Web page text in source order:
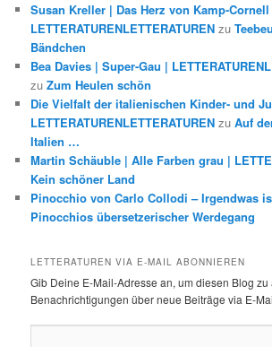
Susan Kreller | Das Herz von Kamp-Cornell
LETTERATURENLETTERATUREN zu
Bändchen
Bea Davies | Super-Gau |
zuZum Heulen schön
Die Vielfalt der italienischen Kinder- und
LETTERATURENLETTERATUREN zuAuf
Italien …
Martin Schäuble | Alle Farben grau |
Kein schöner Land
Pinocchio von Carlo Collodi – Irgendwas
Pinocchios übersetzerischer Werdegang
LETTERATUREN VIA E-MAIL ABONNIEREN
Gib Deine E-Mail-Adresse an, um diesen Blog
Benachrichtigungen über neue Beiträge via E-